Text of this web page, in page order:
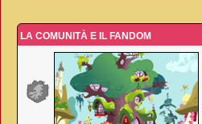
LA COMUNITÀ E IL FANDOM